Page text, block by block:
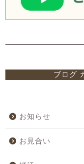
ブログ
お知らせ
お見合い